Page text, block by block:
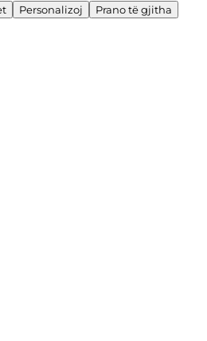
Personalizoj Prano të gjitha